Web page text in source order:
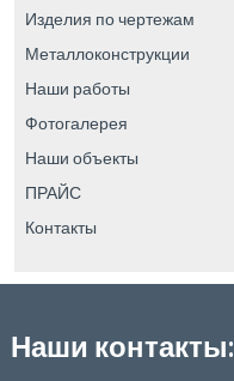
Изделия по чертежам
Металлоконструкции
Наши работы
Фотогалерея
Наши объекты
ПРАЙС
Контакты
Наши контакты: